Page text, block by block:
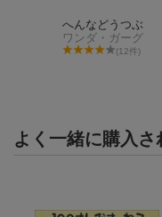
へんなどうつぶ
ワンダ・ガーグ
(12件)
よく一緒に購入